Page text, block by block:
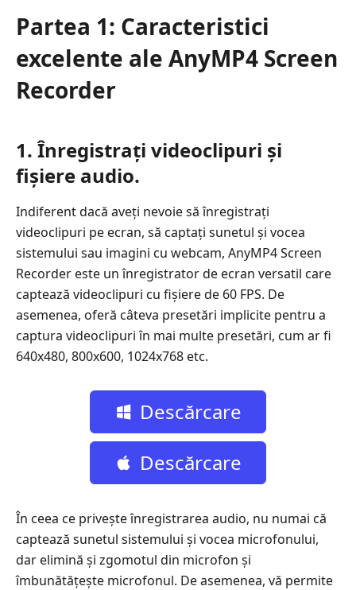
Partea 1: Caracteristici
excelente ale AnyMP4 Screen
Recorder
1. Înregistrați videoclipuri și
fișiere audio.
Indiferent dacă aveți nevoie să înregistrați
videoclipuri pe ecran, să captați sunetul și vocea
sistemului sau imagini cu webcam, AnyMP4 Screen
Recorder este un înregistrator de ecran versatil care
captează videoclipuri cu fișiere de 60 FPS. De
asemenea, oferă câteva presetări implicite pentru a
captura videoclipuri în mai multe presetări, cum ar fi
640x480, 800x600, 1024x768 etc.
Descărcare
gratuită
Descărcare
În ceea ce privește înregistrarea audio, nu numai că
captează sunetul sistemului și vocea microfonului,
dar elimină și zgomotul din microfon și
îmbunătățește microfonul. De asemenea, vă permite